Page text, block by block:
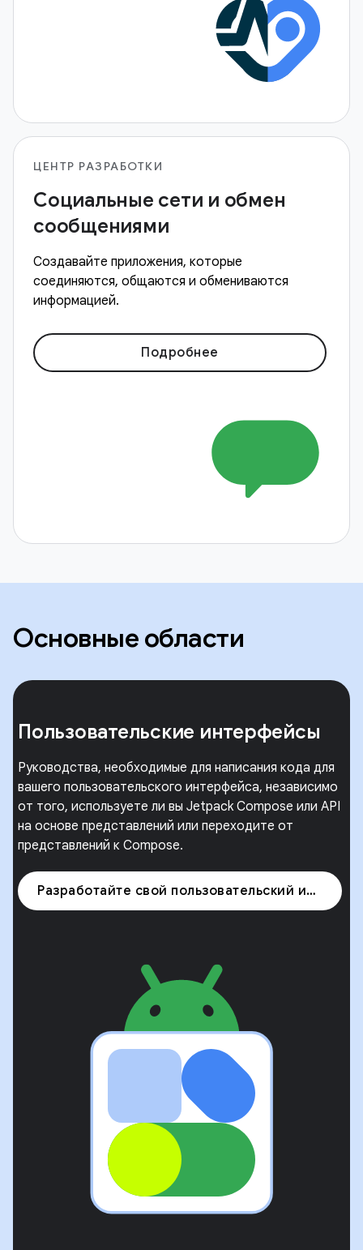
ЦЕНТР РАЗРАБОТКИ
Социальные сети и обмен
сообщениями
Создавайте приложения, которые
соединяются, общаются и обмениваются
информацией.
Подробнее
Основные области
Пользовательские интерфейсы
Руководства, необходимые для написания кода для
вашего пользовательского интерфейса, независимо
от того, используете ли вы Jetpack Compose или API
на основе представлений или переходите от
представлений к Compose.
Разработайте свой пользовательский интерфейс